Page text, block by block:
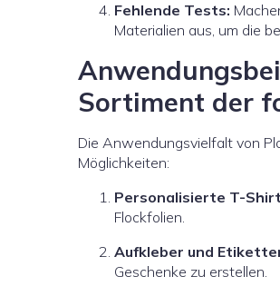
Fehlende Tests:
Materialien aus, um die
Sortiment der
Die Anwendungsvielfalt von
Möglichkeiten:
Personalisierte T-
Flockfolien.
Aufkleber und
Geschenke zu erstellen.